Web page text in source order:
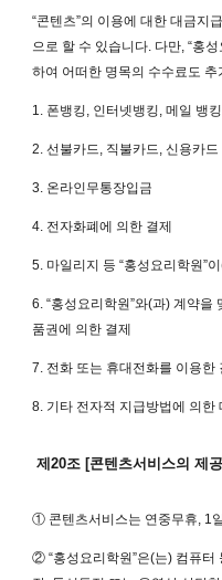
“콘텐츠”의 이용에 대한 대금지
으로 할 수 있습니다. 다만, “홍
하여 어떠한 명목의 수수료도
1. 폰뱅킹, 인터넷뱅킹, 메일 뱅
2. 선불카드, 직불카드, 신용카드
3. 온라인무통장입금
4. 전자화폐에 의한 결제
5. 마일리지 등 “홍성요리학원”
6. “홍성요리학원”와(과) 계약을
품권에 의한 결제
7. 전화 또는 휴대전화를 이용한
8. 기타 전자적 지급방법에 의한
제20조 [콘텐츠서비스의 제
① 콘텐츠서비스는 연중무휴, 1
② “홍성요리학원”은(는) 컴퓨터